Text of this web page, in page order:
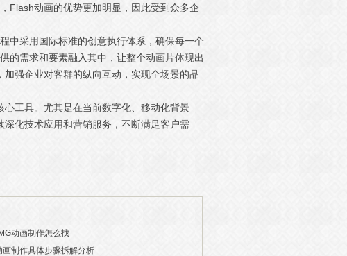
Flash动画的优势更加明显，因此受到众多企
中采用国际标准的创意执行体系，确保每一个
的需求和要素融入其中，让整个动画片体现出
强企业对客群的纵向互动，实现全场景的品
工具。尤其是在当前数字化、移动化背景
化技术应用和营销服务，不断满足客户需
动画制作怎么找
03/20
画制作具体步骤拆解分析